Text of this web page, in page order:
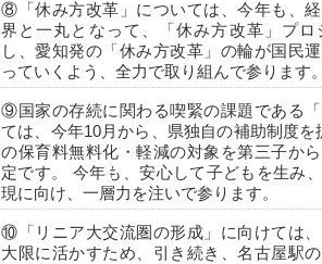
⑧「休み方改革」については、今年も、
界と一丸となって、「休み方改革」プ
し、愛知発の「休み方改革」の輪が国民
っていくよう、全力で取り組んで参ります
⑨国家の存続に関わる喫緊の課題である
ては、今年10月から、県独自の補助制度
の保育料無料化・軽減の対象を第三子か
定です。 今年も、安心して子どもを生み
現に向け、一層力を注いで参ります。
⑩「リニア大交流圏の形成」に向けては
大限に活かすため、引き続き、名古屋駅